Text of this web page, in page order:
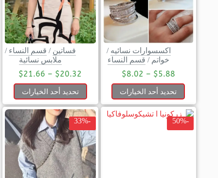
اكسسوارات نسائيه /
خواتم / قسم النساء
$5.88
–
$8.02
تحديد أحد الخيارات
فساتين / قسم النساء /
ملابس نسائية
$20.32
–
$21.66
تحديد أحد الخيارات
-50%
-33%